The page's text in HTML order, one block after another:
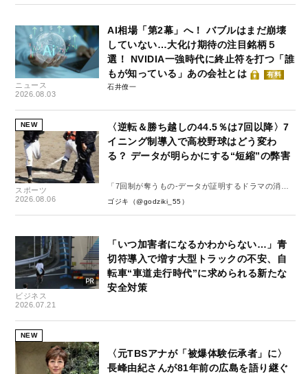
ニュース
2026.08.03
AI相場「第2幕」へ！ バブルはまだ崩壊
していない…大化け期待の注目銘柄５
選！ NVIDIA一強時代に終止符を打つ「誰
もが知っている」あの会社とは
有料
石井僚一
NEW
スポーツ
2026.08.06
〈逆転＆勝ち越しの44.5％は7回以降〉7
イニング制導入で高校野球はどう変わ
る？ データが明らかにする“短縮”の弊害
「7回制が奪うもの-データが証明するドラマの消
失-」
ゴジキ（@godziki_55）
ビジネス
2026.07.21
「いつ加害者になるかわからない…」青
切符導入で増す大型トラックの不安、自
転車“車道走行時代”に求められる新たな
安全対策
NEW
〈元TBSアナが「被爆体験伝承者」に〉
長峰由紀さんが81年前の広島を語り継ぐ